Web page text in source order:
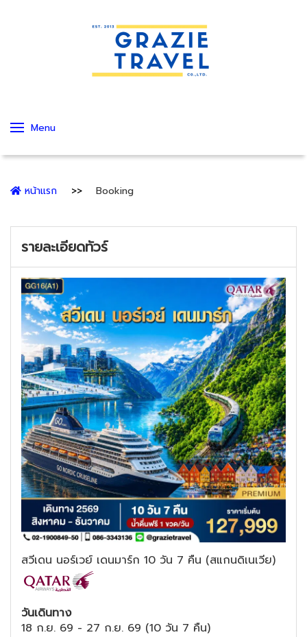
Menu
หน้าแรก Booking
รายละเอียดทัวร์
สวีเดน นอร์เวย์ เดนมาร์ก 10 วัน 7 คืน (สแกนดิเนเวีย)
วันเดินทาง
18 ก.ย. 69 - 27 ก.ย. 69 (10 วัน 7 คืน)